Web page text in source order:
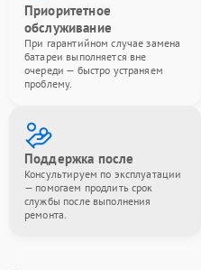
Приоритетное
обслуживание
При гарантийном случае замена
батареи выполняется вне
очереди — быстро устраняем
проблему.
Поддержка после
Консультируем по эксплуатации
— помогаем продлить срок
службы после выполнения
ремонта.